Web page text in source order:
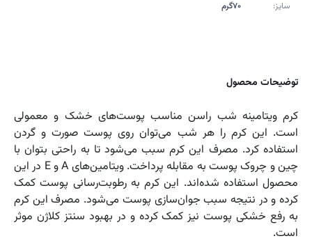
سایز: 70گرم
توضیحات محصول
کرم ویتامینه شب راسن مناسب پوست‌های خشک و معمولی
است. این کرم را هر شب می‌توان روی پوست صورت و گردن
استفاده کرد. مصرف این کرم سبب می‌شود تا به راحتی بتوان با
چین و چروک پوست به مقابله پرداخت. ویتامین‌های A و E در این
محصول استفاده شده‌اند. این کرم به رطوبت‌رسانی پوست کمک
کرده و در نتیجه سبب جوان‌سازی پوست می‌شود. مصرف این کرم
به رفع خشکی پوست نیز کمک کرده و در بهبود سنتز کلاژن موثر
است.